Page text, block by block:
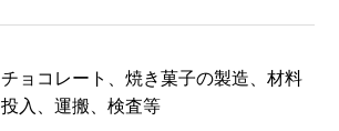
チョコレート、焼き菓子の製造、材料
投入、運搬、検査等